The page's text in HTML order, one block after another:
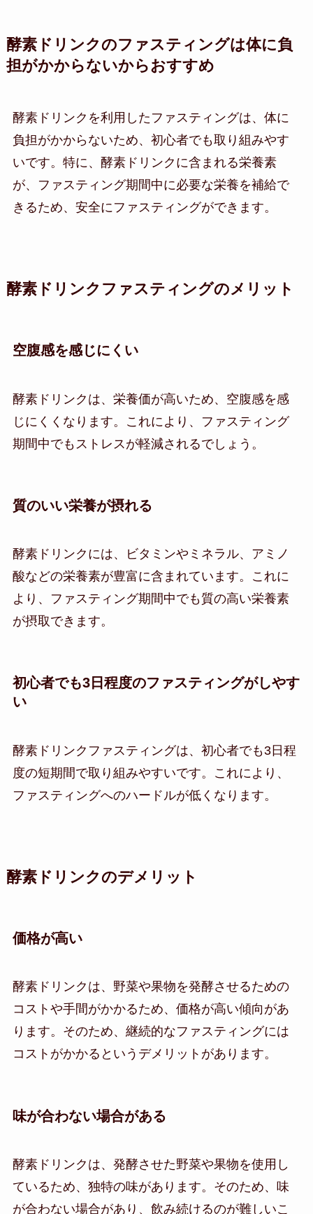
酵素ドリンクのファスティングは体に負
担がかからないからおすすめ
酵素ドリンクを利用したファスティングは、体に
負担がかからないため、初心者でも取り組みやす
いです。特に、酵素ドリンクに含まれる栄養素
が、ファスティング期間中に必要な栄養を補給で
きるため、安全にファスティングができます。
酵素ドリンクファスティングのメリット
空腹感を感じにくい
酵素ドリンクは、栄養価が高いため、空腹感を感
じにくくなります。これにより、ファスティング
期間中でもストレスが軽減されるでしょう。
質のいい栄養が摂れる
酵素ドリンクには、ビタミンやミネラル、アミノ
酸などの栄養素が豊富に含まれています。これに
より、ファスティング期間中でも質の高い栄養素
が摂取できます。
初心者でも3日程度のファスティングがしやす
い
酵素ドリンクファスティングは、初心者でも3日程
度の短期間で取り組みやすいです。これにより、
ファスティングへのハードルが低くなります。
酵素ドリンクのデメリット
価格が高い
酵素ドリンクは、野菜や果物を発酵させるための
コストや手間がかかるため、価格が高い傾向があ
ります。そのため、継続的なファスティングには
コストがかかるというデメリットがあります。
味が合わない場合がある
酵素ドリンクは、発酵させた野菜や果物を使用し
ているため、独特の味があります。そのため、味
が合わない場合があり、飲み続けるのが難しいこ